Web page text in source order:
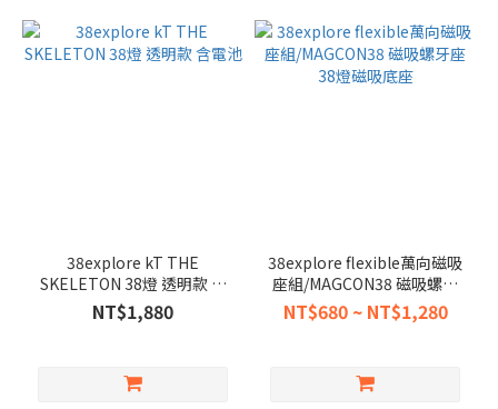
38explore kT THE
SKELETON 38燈 透明款 含
電池
NT$1,880
38explore flexible萬向磁吸
座組/MAGCON38 磁吸螺牙
座 38燈磁吸底座
NT$680 ~ NT$1,280